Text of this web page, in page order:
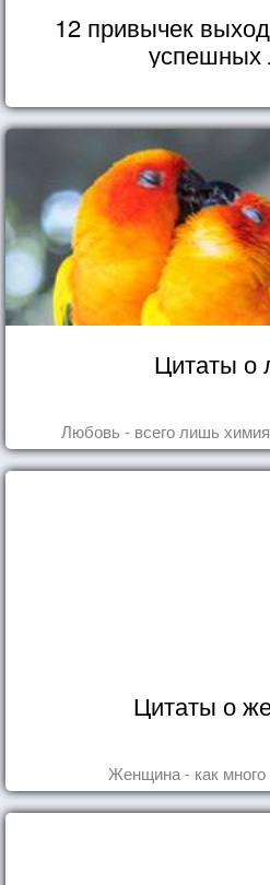
12 привычек
успешных
Цитаты о
Любовь - всего лишь
Цитаты о
Женщина - как много